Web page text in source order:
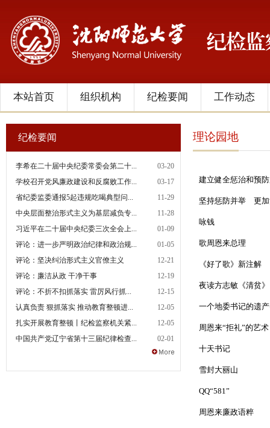
本站首页 组织机构 纪检要闻 工作动态
纪检要闻
李希在二十届中央纪委常委会第二十...
03-20
学校召开党风廉政建设和反腐败工作...
03-17
省纪委监委通报5起违规吃喝典型问...
11-29
中央层面整治形式主义为基层减负专...
11-28
习近平在二十届中央纪委三次全会上...
01-09
评论：进一步严明政治纪律和政治规...
01-05
评论：坚决纠治形式主义官僚主义
12-21
评论：廉洁从政 干净干事
12-19
评论：不折不扣抓落实 雷厉风行抓...
12-15
认真负责 狠抓落实 推动教育整顿进...
12-05
扎实开展教育整顿丨纪检监察机关紧...
12-05
中国共产党辽宁省第十三届纪律检查...
02-01
理论园地
建立健全惩治和预
坚持惩防并举 更加
咏钱
歌周恩来总理
《好了歌》新注解
夜读方志敏《清贫》
一个地委书记的遗
周恩来“拒礼”的艺术
十天书记
雪封大丽山
QQ“581”
周恩来廉政语粹